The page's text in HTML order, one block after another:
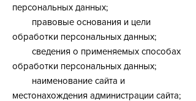
персональных данных;
правовые основания и цели
обработки персональных данных;
сведения о применяемых способах
обработки персональных данных;
наименование сайта и
местонахождения администрации сайта;